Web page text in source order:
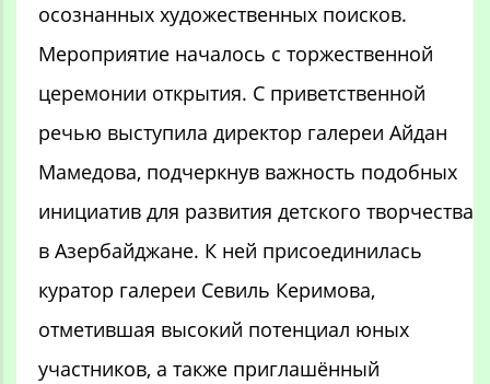
осознанных художественных поисков.
Мероприятие началось с торжественной
церемонии открытия. С приветственной
речью выступила директор галереи Айдан
Мамедова, подчеркнув важность подобных
инициатив для развития детского творчества
в Азербайджане. К ней присоединилась
куратор галереи Севиль Керимова,
отметившая высокий потенциал юных
участников, а также приглашённый